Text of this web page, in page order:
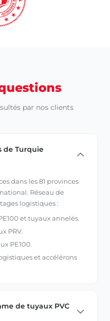
par nos clients
de Turquie
dans les 81 provinces
Réseau de
logistiques :
et tuyaux annelés.
PRV.
PE100.
et accélérons
de tuyaux PVC